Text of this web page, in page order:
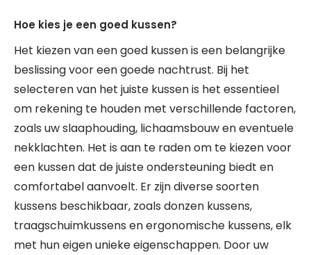
Hoe kies je een goed kussen?
Het kiezen van een goed kussen is een belangrijke
beslissing voor een goede nachtrust. Bij het
selecteren van het juiste kussen is het essentieel
om rekening te houden met verschillende factoren,
zoals uw slaaphouding, lichaamsbouw en eventuele
nekklachten. Het is aan te raden om te kiezen voor
een kussen dat de juiste ondersteuning biedt en
comfortabel aanvoelt. Er zijn diverse soorten
kussens beschikbaar, zoals donzen kussens,
traagschuimkussens en ergonomische kussens, elk
met hun eigen unieke eigenschappen. Door uw